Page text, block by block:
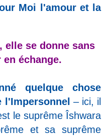
Moi l'amour et la
elle se donne sans
en échange.
quelque chose
l'Impersonnel – ici, il
le suprême Îshwara
et sa suprême